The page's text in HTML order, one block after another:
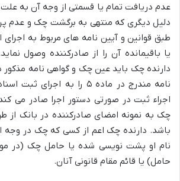
عدم دریافت تمام یا قسمتی از وجه آن به
دلیل دیگری که منتهی به برگشت چک و عدم
طبق قوانین و آیین نامه های مربوط به
یا باقیمانده آن را از صادرکننده وصول
نامه مندرج در ماده ۵ را به
اجراء ثبت در صورتی دستور اجرا صادر می
چک به نمونه امضای صادرکننده در بانک از
باشد. دارنده چک اعم از کسی که چک در وجه
نام او پشت نویسی شده یا حامل چک (در
حامل) یا قائم مقام قانونی آنان.